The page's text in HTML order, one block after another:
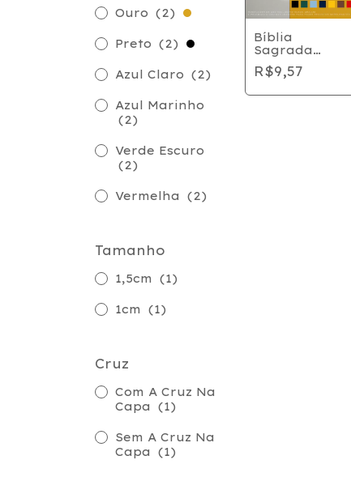
Ouro (2)
Preto (2)
Azul Claro (2)
Azul Marinho
(2)
Verde Escuro
(2)
Vermelha (2)
Tamanho
1,5cm (1)
1cm (1)
Cruz
Com A Cruz Na
Capa
(1)
Sem A Cruz Na
Capa
(1)
Bíblia
Sagrada
Pequena (3
unidades)
R$9,57